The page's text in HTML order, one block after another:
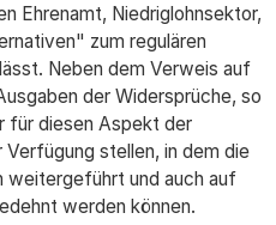
Ehrenamt, Niedriglohnsektor,
zum regulären
Neben dem Verweis auf
der Widersprüche, so
für diesen Aspekt der
stellen, in dem die
weitergeführt und auch auf
werden können.